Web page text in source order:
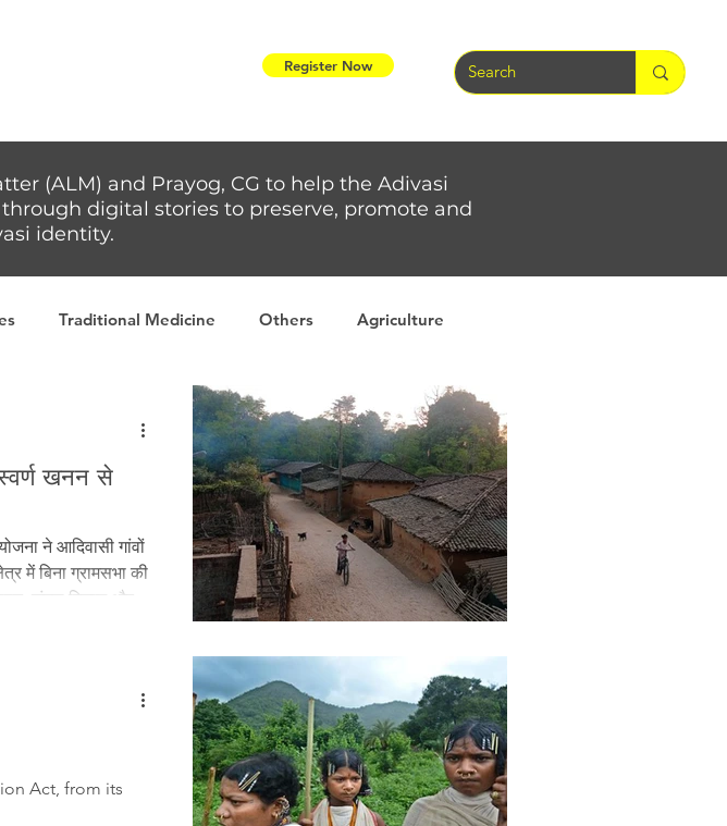
Register Now
(ALM) and Prayog, CG to help the Adivasi
digital stories to preserve, promote and
identity.
Traditional Medicine Others Agriculture
Tribal Warriors Weather
Tribal Rights Literature
खनन से
ने आदिवासी गांवों
में बिना ग्रामसभा की
जंगल विनाश और
Act, from its